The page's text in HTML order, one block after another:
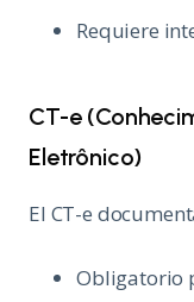
Requiere
CT-e
Eletrônico)
El CT-e
Obligatorio